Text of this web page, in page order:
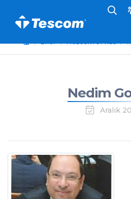
Блог Новости от нас
Nedim
Aralık